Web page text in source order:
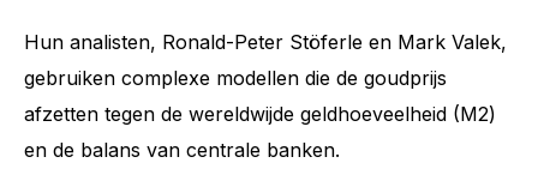
Hun analisten, Ronald-Peter Stöferle en Mark Valek,
gebruiken complexe modellen die de goudprijs
afzetten tegen de wereldwijde geldhoeveelheid (M2)
en de balans van centrale banken.